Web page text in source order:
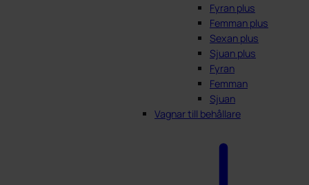
Fyran plus
Femman plus
Sexan plus
Sjuan plus
Fyran
Femman
Sjuan
Vagnar till behållare